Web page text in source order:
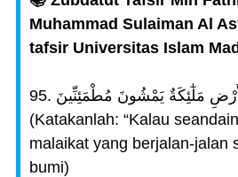
Muhammad Sulaiman Al
tafsir Universitas Islam
95. قُل لَّوْ كَانَ فِى الْأَرْضِ مَلٰٓئِكَةٌ يَمْشُونَ مُطْمَئِنِّينَ
(Katakanlah: “Kalau
malaikat yang berjalan-jalan
bumi)